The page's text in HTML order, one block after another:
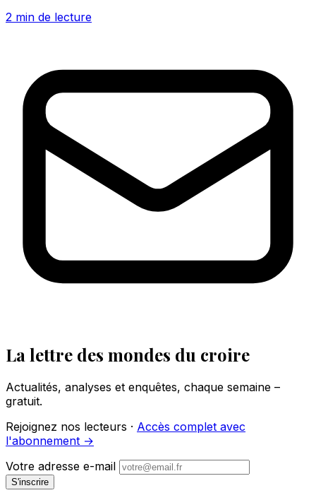
2 min de lecture
La lettre des mondes du croire
Actualités, analyses et enquêtes, chaque semaine –
gratuit.
Rejoignez nos lecteurs · Accès complet avec
l'abonnement →
Votre adresse e-mail
S'inscrire